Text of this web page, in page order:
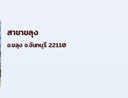
สาขาขลุง
อ.ขลุง จ.จันทบุรี 22110